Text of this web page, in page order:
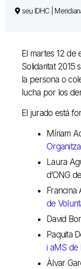
seu IDHC |
El martes 12
Solidaritat 2015
la persona o
lucha por los
El jurado está
Míriam
Laura
d’ONG
Francina
de
David
Paquita
i aMS de
Àlvar